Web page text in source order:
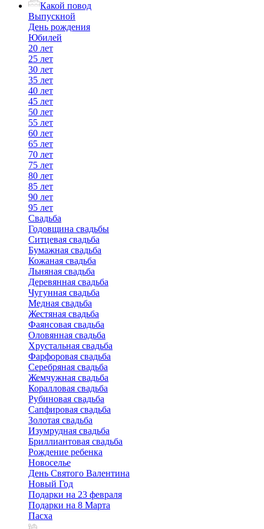
Какой повод
Выпускной
День рождения
Юбилей
20 лет
25 лет
30 лет
35 лет
40 лет
45 лет
50 лет
55 лет
60 лет
65 лет
70 лет
75 лет
80 лет
85 лет
90 лет
95 лет
Свадьба
Годовщина свадьбы
Ситцевая свадьба
Бумажная свадьба
Кожаная свадьба
Льняная свадьба
Деревянная свадьба
Чугунная свадьба
Медная свадьба
Жестяная свадьба
Фаянсовая свадьба
Оловянная свадьба
Хрустальная свадьба
Фарфоровая свадьба
Серебряная свадьба
Жемчужная свадьба
Коралловая свадьба
Рубиновая свадьба
Сапфировая свадьба
Золотая свадьба
Изумрудная свадьба
Бриллиантовая свадьба
Рождение ребенка
Новоселье
День Святого Валентина
Новый Год
Подарки на 23 февраля
Подарки на 8 Марта
Пасха